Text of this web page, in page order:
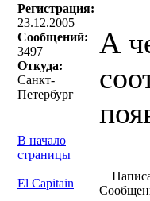
Регистрация:
23.12.2005
Сообщений:
3497
Откуда:
Санкт-
Петербург
А
В начало
страницы
El Capitain